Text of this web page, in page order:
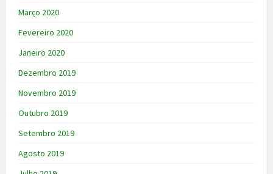
Março 2020
Fevereiro 2020
Janeiro 2020
Dezembro 2019
Novembro 2019
Outubro 2019
Setembro 2019
Agosto 2019